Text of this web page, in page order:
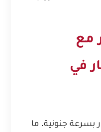
مع
في
بسرعة جنونية. ما